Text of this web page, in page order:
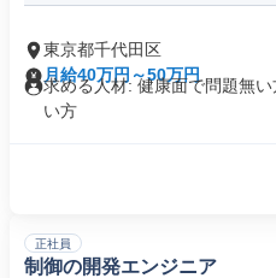
東京都千代田区
月給40万円～50万円
求める人材: 健康面で問題無
い方
正社員
制御の開発エンジニア